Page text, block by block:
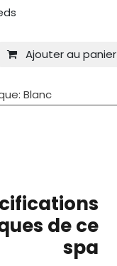
Ajouter au panier
: Blanc
de ce
spa